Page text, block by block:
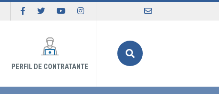
PERFIL DE CONTRATANTE